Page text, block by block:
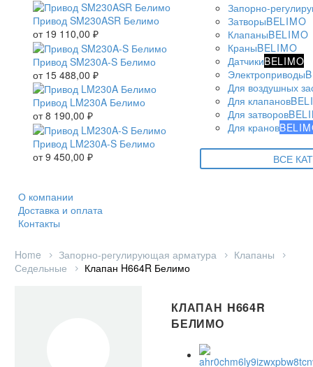
Привод SM230ASR Белимо
от 19 110,00 ₽
Привод SM230A-S Белимо
от 15 488,00 ₽
Привод LM230A Белимо
от8 190,00 ₽
Привод LM230A-S Белимо
от9 450,00 ₽
Запорно-
ЗатворыBELIMO
КлапаныBELIMO
КраныBELIMO
ДатчикиBELIMO
Электроприводы
Для воздушных
Для клапанов
Для затворов
Для кранов
ВСЕ
О компании
Доставка и оплата
Контакты
Home Запорно-регулирующая арматура
Клапаны
Седельные
Клапан H664R Белимо
КЛАПАН H664R
БЕЛИМО